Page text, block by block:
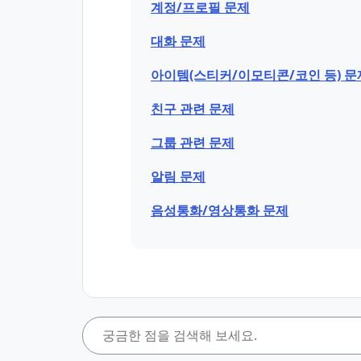
계정/프로필 문제
대화 문제
아이템(스티커/이모티콘/코인 등) 문
친구 관련 문제
그룹 관련 문제
알림 문제
음성통화/영상통화 문제